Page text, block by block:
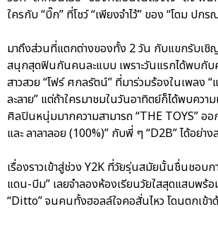
ใครกับ “บิ๊ก” ที่โชว์ “เพียงจำไว้” ของ “โดม ปก
มาถึงส่วนที่แตกต่างของทั้ง 2 วัน กับแขกรับเชิ
สนุกสุดฟินกันคนละแบบ เพราะวันแรกได้พบกับ
สาวสวย “โฟร์ ศกลรัตน์” ที่มาร่วมร้องในเพลง “
ละลาย” แต่ถ้าใครมาชมในวันอาทิตย์ก็ได้พบความ
ศิลปินหนุ่มมากความสามารถ “THE TOYS” ออ
และ ลาลาลอย (100%)” กับพี่ ๆ “D2B” ได้อย่
เรื่องราวเข้าสู่ช่วง Y2K ที่วัยรุ่นสมัยนั้นชื่นชอ
แดน-บีม” เลยจำลองห้องเรียนวัยใสสุดแสบพร้อ
“Ditto” จนคนทั้งฮอลล์ใจคอสั่นไหว โดนตกเข้